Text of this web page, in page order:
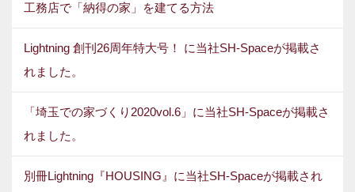
工務店で「納得の家」を建てる方法
Lightning 創刊26周年特大号！ に当社SH-Spaceが掲載さ
れました。
「埼玉での家づくり2020vol.6」に当社SH-Spaceが掲載さ
れました。
別冊Lightning『HOUSING』に当社SH-Spaceが掲載され